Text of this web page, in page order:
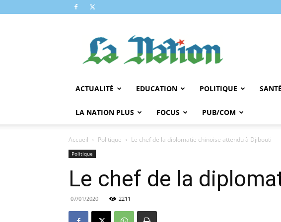
NATION
ACTUALITÉ EDUCATION POLITIQUE SANTÉ
LA NATION PLUS FOCUS PUB/COM
Accueil Politique Le chef de la diplomatie chinoise attendu à Djibouti
Politique
Le chef de la
07/01/2020 2211